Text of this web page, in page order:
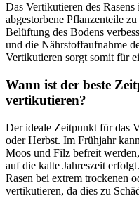
Das Vertikutieren des
abgestorbene Pflanzenteile
Belüftung des Bodens
und die Nährstoffaufnahme
Vertikutieren sorgt somit für
Wann ist der beste
vertikutieren?
Der ideale Zeitpunkt für das
oder Herbst. Im Frühjahr
Moos und Filz befreit
auf die kalte Jahreszeit
Rasen bei extrem trockenen
vertikutieren, da dies zu